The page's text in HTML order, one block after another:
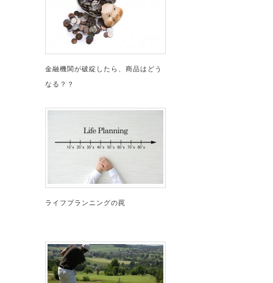
金融機関が破綻したら、商品はどう
なる？？
ライフプランニングの罠